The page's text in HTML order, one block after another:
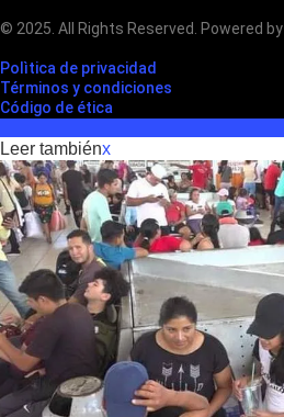
© 2025. All Rights Reserved. Powered by
Polìtica de privacidad
Términos y condiciones
Código de ética
Leer tambiénx